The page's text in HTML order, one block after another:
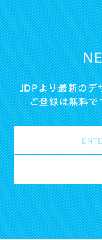
JDPより最新のデ
ご登録は無料で